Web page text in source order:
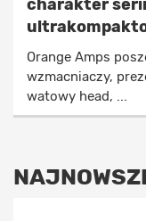
charakter
Orange Amps
wzmacniaczy,
watowy head, ...